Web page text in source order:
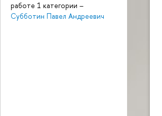
работе 1 категории –
Субботин Павел Андреевич